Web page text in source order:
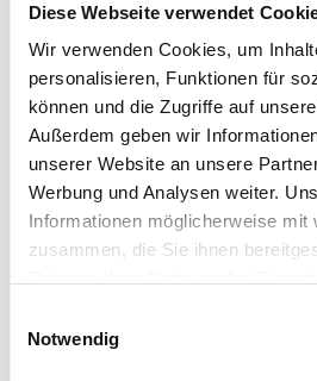
Diese Webseite verwendet
Wir verwenden Cookies, um
personalisieren, Funktionen für
können und die Zugriffe auf
Außerdem geben wir
unserer Website an unsere
Werbung und Analysen weiter.
Informationen möglicherweise mit
zusammen, die Sie ihnen
Notwendig
Unterkünfte